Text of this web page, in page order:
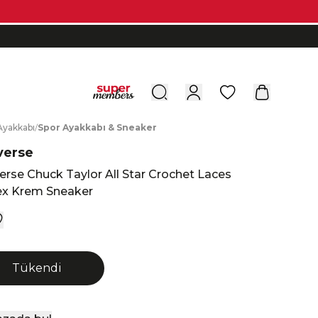
0
yakkabı/Spor Ayakkabı & Sneaker
Chuck Taylor All Star Crochet Laces
Krem Sneaker
Tükendi